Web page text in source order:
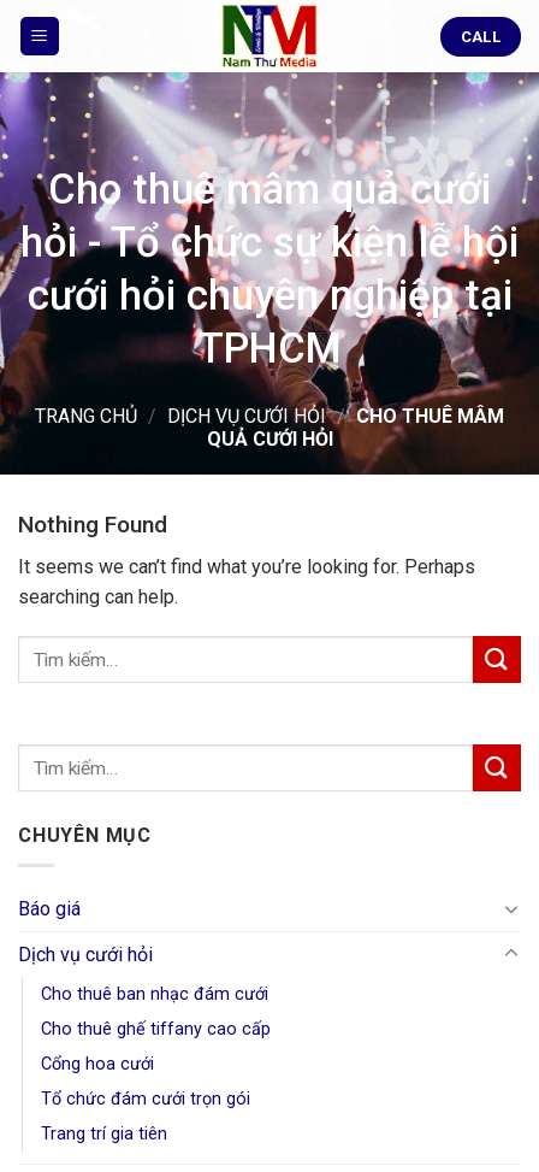
Skip
content
CALL
Cho thuê mâm quả cưới
hỏi - Tổ chức sự kiện lễ hội
cưới hỏi chuyên nghiệp tại
TPHCM
TRANG CHỦ / DỊCH VỤ CƯỚI HỎI / CHO THUÊ MÂM
QUẢ CƯỚI HỎI
Nothing Found
It seems we can’t find what you’re looking for. Perhaps
searching can help.
CHUYÊN MỤC
Báo giá
Dịch vụ cưới hỏi
Cho thuê ban nhạc đám cưới
Cho thuê ghế tiffany cao cấp
Cổng hoa cưới
Tổ chức đám cưới trọn gói
Trang trí gia tiên